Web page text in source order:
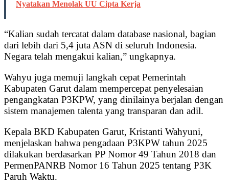
Nyatakan Menolak UU Cipta Kerja
“Kalian sudah tercatat dalam database nasional, bagian
dari lebih dari 5,4 juta ASN di seluruh Indonesia.
Negara telah mengakui kalian,” ungkapnya.
Wahyu juga memuji langkah cepat Pemerintah
Kabupaten Garut dalam mempercepat penyelesaian
pengangkatan P3KPW, yang dinilainya berjalan dengan
sistem manajemen talenta yang transparan dan adil.
Kepala BKD Kabupaten Garut, Kristanti Wahyuni,
menjelaskan bahwa pengadaan P3KPW tahun 2025
dilakukan berdasarkan PP Nomor 49 Tahun 2018 dan
PermenPANRB Nomor 16 Tahun 2025 tentang P3K
Paruh Waktu.